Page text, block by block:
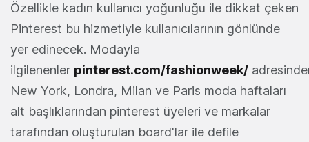
Özellikle kadın kullanıcı yoğunluğu ile dikkat çeken
Pinterest bu hizmetiyle kullanıcılarının gönlünde
yer edinecek. Modayla
ilgilenenler pinterest.com/fashionweek/
New York, Londra, Milan ve Paris moda haftaları
alt başlıklarından pinterest üyeleri ve markalar
tarafından oluşturulan board'lar ile defile